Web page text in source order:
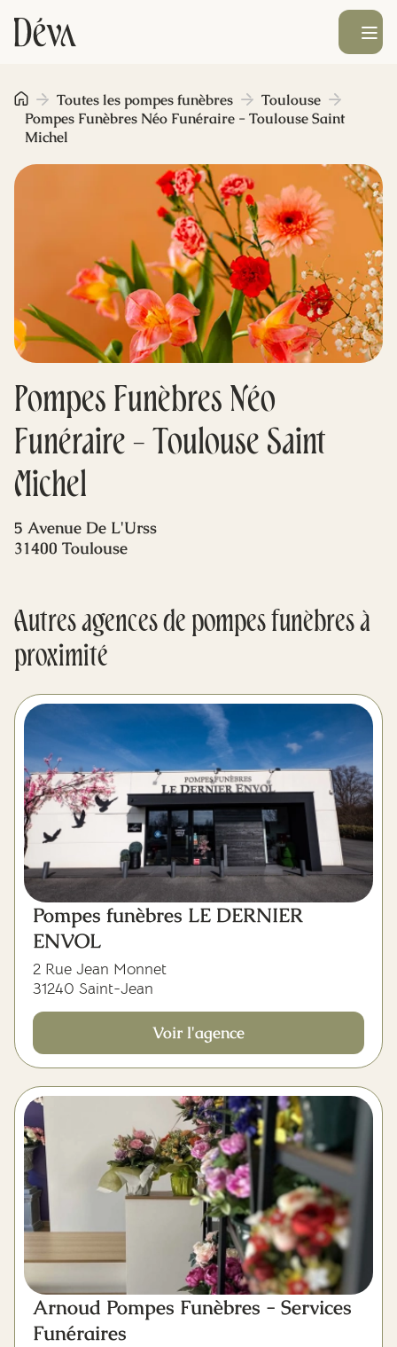
Obsèques
Prévoyance
Monument funéraire
Livraison de fleurs
Blog
Mes dernières volontés
Ouvrir le
Pompes Funèbres Néo
Funéraire - Toulouse Saint
Michel
Toutes les pompes funèbres
Toulouse
Pompes Funèbres Néo Funéraire - Toulouse Saint
Michel
5 Avenue De L'Urss
31400 Toulouse
Autres agences de pompes funèbres à
proximité
Pompes funèbres LE DERNIER
ENVOL
2 Rue Jean Monnet
31240 Saint-Jean
Voir l'agence
Arnoud Pompes Funèbres - Services
Funéraires